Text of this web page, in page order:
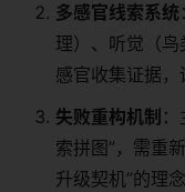
​多感官线索系统​
理）、听觉（
感官收集证据，
​失败重构机制​
索拼图”，需重
升级契机”的理念